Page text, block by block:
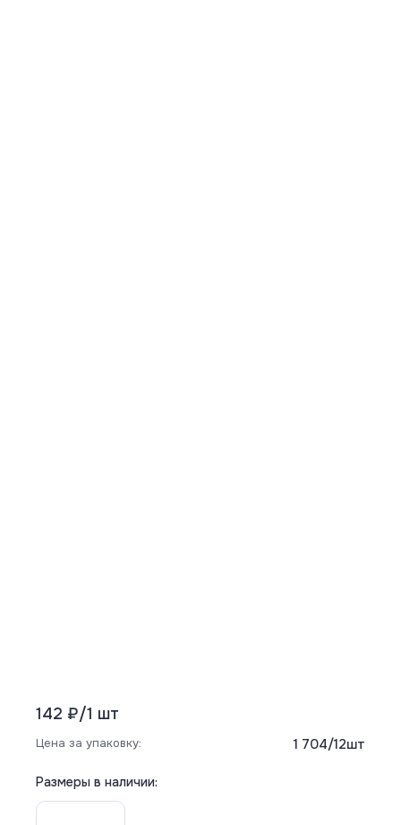
142 ₽/1 шт
Цена за упаковку: 1 704/12шт
Размеры в наличии: